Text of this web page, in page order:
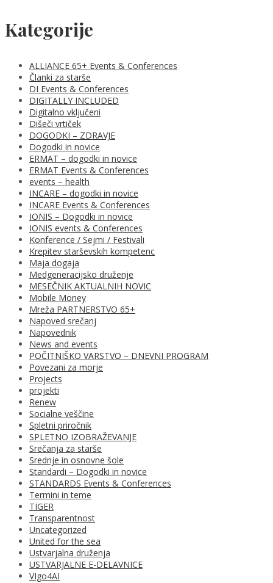
Kategorije
ALLIANCE 65+ Events & Conferences
Članki za starše
DI Events & Conferences
DIGITALLY INCLUDED
Digitalno vključeni
Dišeči vrtiček
DOGODKI – ZDRAVJE
Dogodki in novice
ERMAT – dogodki in novice
ERMAT Events & Conferences
events – health
INCARE – dogodki in novice
INCARE Events & Conferences
IONIS – Dogodki in novice
IONIS events & Conferences
Konference / Sejmi / Festivali
Krepitev starševskih kompetenc
Maja dogaja
Medgeneracijsko druženje
MESEČNIK AKTUALNIH NOVIC
Mobile Money
Mreža PARTNERSTVO 65+
Napoved srečanj
Napovednik
News and events
POČITNIŠKO VARSTVO – DNEVNI PROGRAM
Povezani za morje
Projects
projekti
Renew
Socialne veščine
Spletni priročnik
SPLETNO IZOBRAŽEVANJE
Srečanja za starše
Srednje in osnovne šole
Standardi – Dogodki in novice
STANDARDS Events & Conferences
Termini in teme
TIGER
Transparentnost
Uncategorized
United for the sea
Ustvarjalna druženja
USTVARJALNE E-DELAVNICE
VIgo4AI